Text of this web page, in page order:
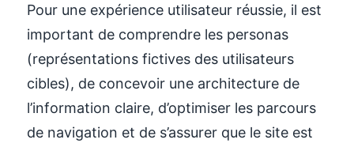
Pour une expérience utilisateur réussie, il est
important de comprendre les personas
(représentations fictives des utilisateurs
cibles), de concevoir une architecture de
l’information claire, d’optimiser les parcours
de navigation et de s’assurer que le site est